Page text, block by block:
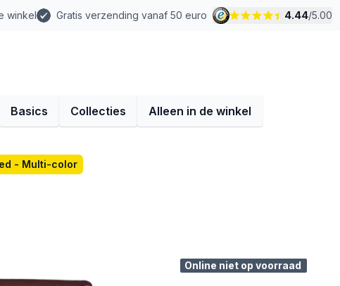
winkel Gratis verzending vanaf 50 euro 4.44/5.00
Basics Collecties Alleen in de winkel
- Multi-color
Online niet op voorraad